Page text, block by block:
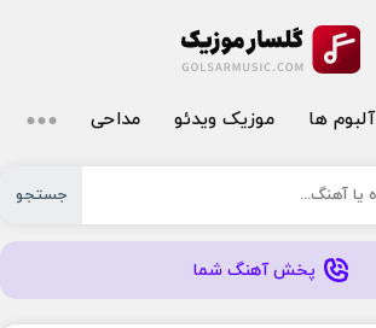
آلبوم ها موزیک ویدئو مداحی
جستجو
پخش آهنگ شما